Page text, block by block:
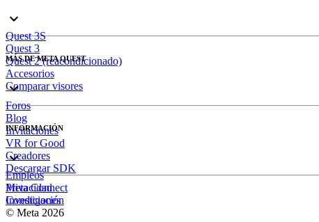
Quest 3S
Quest 3
Quest 2 (reacondicionado)
Accesorios
Comparar visores
MÁS DE META QUEST
Foros
Blog
Invitaciones
VR for Good
Creadores
Descargar SDK
INFORMACIÓN
Empleos
Meta Connect
Investigación
Privacidad
Condiciones
© Meta 2026